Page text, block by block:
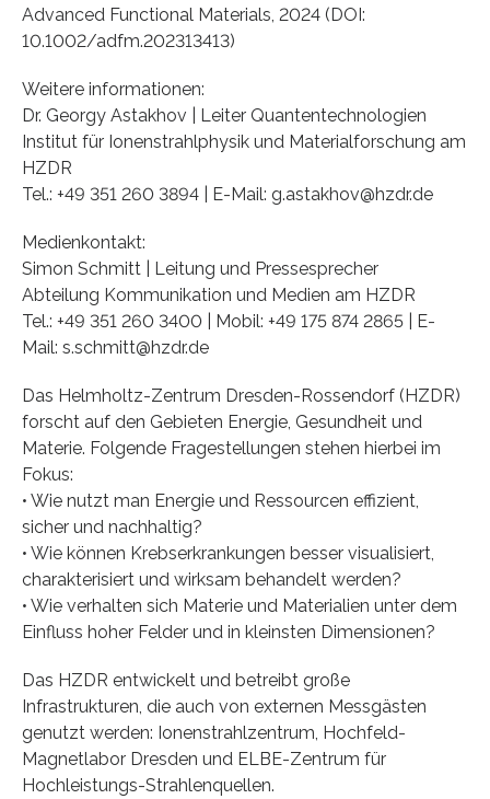
Advanced Functional Materials, 2024 (DOI:
10.1002/adfm.202313413)
Weitere informationen:
Dr. Georgy Astakhov | Leiter Quantentechnologien
Institut für Ionenstrahlphysik und Materialforschung am
HZDR
Tel.: +49 351 260 3894 | E-Mail: g.astakhov@hzdr.de
Medienkontakt:
Simon Schmitt | Leitung und Pressesprecher
Abteilung Kommunikation und Medien am HZDR
Tel.: +49 351 260 3400 | Mobil: +49 175 874 2865 | E-
Mail: s.schmitt@hzdr.de
Das Helmholtz-Zentrum Dresden-Rossendorf (HZDR)
forscht auf den Gebieten Energie, Gesundheit und
Materie. Folgende Fragestellungen stehen hierbei im
Fokus:
• Wie nutzt man Energie und Ressourcen effizient,
sicher und nachhaltig?
• Wie können Krebserkrankungen besser visualisiert,
charakterisiert und wirksam behandelt werden?
• Wie verhalten sich Materie und Materialien unter dem
Einfluss hoher Felder und in kleinsten Dimensionen?
Das HZDR entwickelt und betreibt große
Infrastrukturen, die auch von externen Messgästen
genutzt werden: Ionenstrahlzentrum, Hochfeld-
Magnetlabor Dresden und ELBE-Zentrum für
Hochleistungs-Strahlenquellen.